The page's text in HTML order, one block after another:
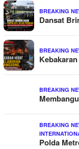
BREAKING
Dansat
BREAKING
BREAKING
BREAKING
Polda